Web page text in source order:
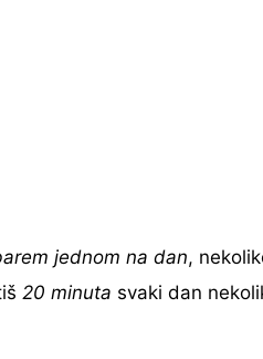
jednom na dan,
20 minuta svaki dan